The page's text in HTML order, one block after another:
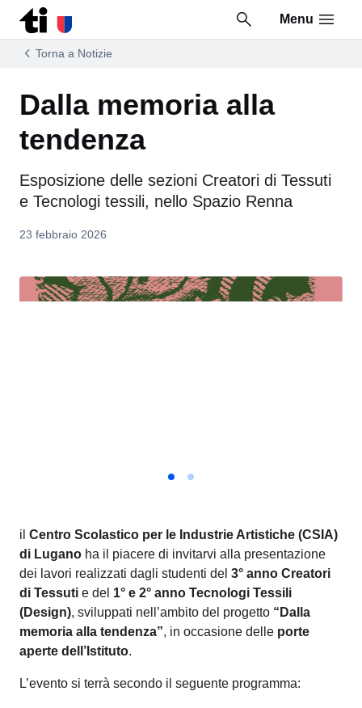
Vai al contenuto della pagina
Vai al piè di pagina
Menu
Torna a Notizie
Dalla memoria alla
tendenza
Esposizione delle sezioni Creatori di Tessuti
e Tecnologi tessili, nello Spazio Renna
23 febbraio 2026
il Centro Scolastico per le Industrie Artistiche (CSIA)
di Lugano ha il piacere di invitarvi alla presentazione
dei lavori realizzati dagli studenti del 3° anno Creatori
di Tessuti e del 1° e 2° anno Tecnologi Tessili
(Design), sviluppati nell’ambito del progetto “Dalla
memoria alla tendenza”, in occasione delle porte
aperte dell’Istituto.
L’evento si terrà secondo il seguente programma: